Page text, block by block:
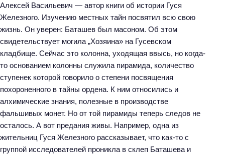
Алексей Васильевич — автор книги об истории Гуся
Железного. Изучению местных тайн посвятил всю свою
жизнь. Он уверен: Баташев был масоном. Об этом
свидетельствует могила „Хозяина» на Гусевском
кладбище. Сейчас это колонна, уходящая ввысь, но когда-
то основанием колонны служила пирамида, количество
ступенек которой говорило о степени посвящения
похороненного в тайны ордена. К ним относились и
алхимические знания, полезные в производстве
фальшивых монет. Но от той пирамиды теперь следов не
осталось. А вот предания живы. Например, одна из
жительниц Гуся Железного рассказывает, что как-то с
группой исследователей проникла в склеп Баташева и